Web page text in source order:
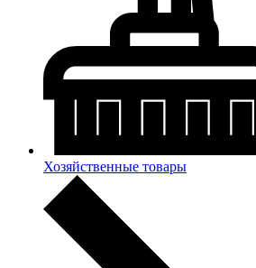
Хозяйственные товары